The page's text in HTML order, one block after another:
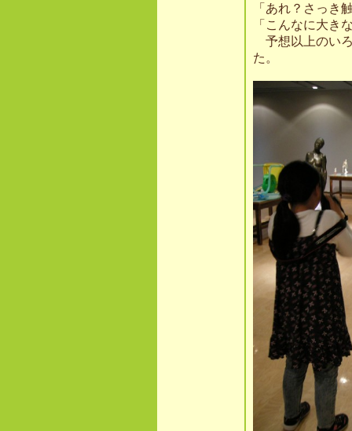
「あれ？さっき
「こんなに大き
予想以上のい
た。